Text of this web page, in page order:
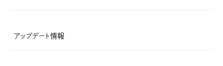
アップデート情報